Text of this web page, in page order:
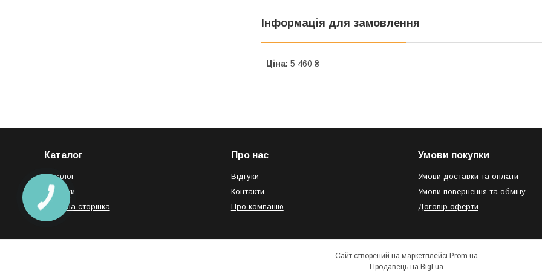
Інформація для замовлення
Ціна: 5 460 ₴
Каталог
Каталог
Новинки
Головна сторінка
Про нас
Відгуки
Контакти
Про компанію
Умови покупки
Умови доставки та оплати
Умови повернення та обміну
Договір оферти
Сайт створений на маркетплейсі Prom.ua
Продавець на Bigl.ua